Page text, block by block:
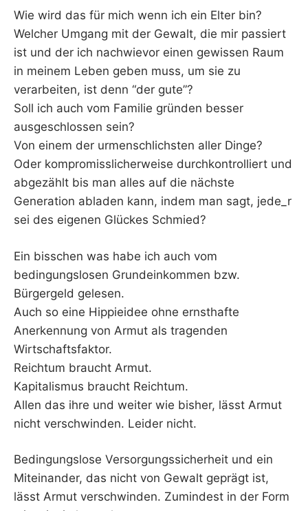
Wie wird das für mich wenn ich ein Elter bin?
Welcher Umgang mit der Gewalt, die mir passiert
ist und der ich nachwievor einen gewissen Raum
in meinem Leben geben muss, um sie zu
verarbeiten, ist denn “der gute”?
Soll ich auch vom Familie gründen besser
ausgeschlossen sein?
Von einem der urmenschlichsten aller Dinge?
Oder kompromisslicherweise durchkontrolliert und
abgezählt bis man alles auf die nächste
Generation abladen kann, indem man sagt, jede_r
sei des eigenen Glückes Schmied?
Ein bisschen was habe ich auch vom
bedingungslosen Grundeinkommen bzw.
Bürgergeld gelesen.
Auch so eine Hippieidee ohne ernsthafte
Anerkennung von Armut als tragenden
Wirtschaftsfaktor.
Reichtum braucht Armut.
Kapitalismus braucht Reichtum.
Allen das ihre und weiter wie bisher, lässt Armut
nicht verschwinden. Leider nicht.
Bedingungslose Versorgungssicherheit und ein
Miteinander, das nicht von Gewalt geprägt ist,
lässt Armut verschwinden. Zumindest in der Form